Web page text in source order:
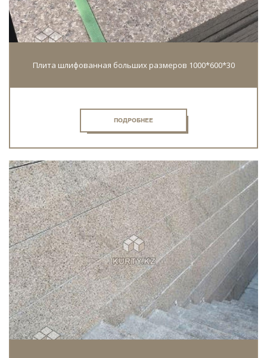
Плита шлифованная больших размеров 1000*600*30
ПОДРОБНЕЕ